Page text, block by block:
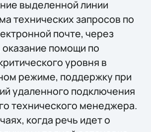
выделенной линии
технических запросов по
почте, через
помощи по
уровня в
режиме, поддержку при
удаленного подключения
технического менеджера.
когда речь идет о